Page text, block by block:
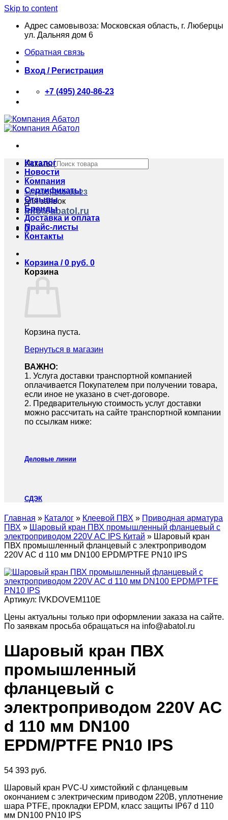
Skip to content
Адрес самовывоза: Московская область, г. Люберцы
ул. Дальняя дом 6
Обратная связь
Вход / Регистрация
+7 (495) 240-86-23
Искать:
+7 (495) 240-86-23
для заявок
info@abatol.ru
0
Каталог
Новости
Компания
Сертификаты
Отзывы
Бренды
Доставка и оплата
Прайс-листы
Контакты
Корзина /0 руб. 0
Корзина
Корзина пуста.
Вернуться в магазин
ВАЖНО:
1.⁠ ⁠Услуга доставки транспортной компанией
оплачивается Покупателем при получении товара,
если иное не указано в счет-договоре.
2.⁠ ⁠Предварительную стоимость услуг доставки
можно рассчитать на сайте транспортной компании
по ссылкам ниже:
Деловые линии
СДЭК
Главная » Каталог » Клеевой ПВХ » Приводная арматура
ПВХ » Шаровый кран ПВХ промышленный фланцевый с
электроприводом 220V AC IPS Китай » Шаровый кран
ПВХ промышленный фланцевый с электроприводом
220V AC d 110 мм DN100 EPDM/PTFE PN10 IPS
Артикул: IVKDOVEM110E
Цены актуальны только при оформлении заказа на сайте.
По заявкам просьба обращаться на info@abatol.ru
Шаровый кран ПВХ
промышленный
фланцевый с
электроприводом 220V AC
d 110 мм DN100
EPDM/PTFE PN10 IPS
54 393 руб.
Шаровый кран PVC-U химстойкий с фланцевым
окончанием с электрическим приводом 220В, уплотнение
шара PTFE, прокладки EPDM, класс защиты IP67 d 110
мм DN100 PN10 IPS